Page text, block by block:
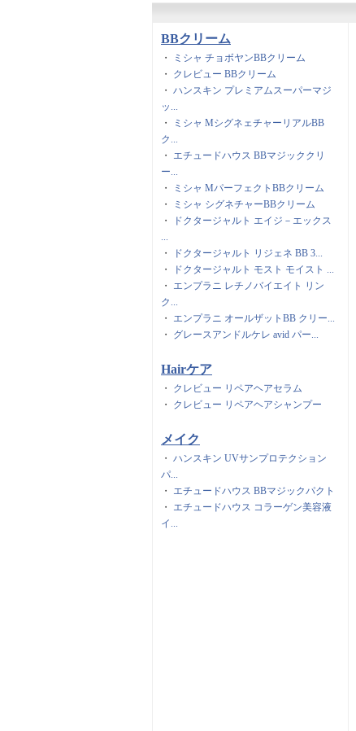
BBクリーム
・
ミシャ チョボヤンBBクリーム
・ クレビュー BBクリーム
・ ハンスキン プレミアムスーパーマジ
ッ...
・
ミシャ MシグネェチャーリアルBB
ク...
・ エチュードハウス BBマジッククリ
ー...
・
ミシャ MパーフェクトBBクリーム
・
ミシャ シグネチャーBBクリーム
・
ドクタージャルト エイジ－エックス
...
・
ドクタージャルト リジェネ BB 3...
・
ドクタージャルト モスト モイスト ...
・ エンプラニ レチノバイエイト リン
ク...
・ エンプラニ オールザットBB クリー...
・ グレースアンドルケレ avid パー...
Hairケア
・ クレビュー リペアヘアセラム
・ クレビュー リペアヘアシャンプー
メイク
・ ハンスキン UVサンプロテクション
パ...
・ エチュードハウス BBマジックパクト
・ エチュードハウス コラーゲン美容液
イ...